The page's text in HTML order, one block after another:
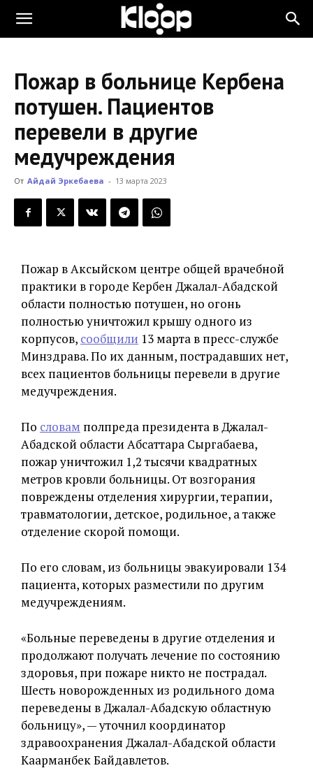
KLOOP.KG
Новости
Кыргызстана
Пожар в больнице Кербена
потушен. Пациентов
перевели в другие
медучреждения
От Айдай Эркебаева - 13 марта 2023
Пожар в Аксыйском центре общей врачебной
практики в городе Кербен Джалал-Абадской
области полностью потушен, но огонь
полностью уничтожил крышу одного из
корпусов, сообщили 13 марта в пресс-службе
Минздрава. По их данным, пострадавших нет,
всех пациентов больницы перевели в другие
медучреждения.
По словам полпреда президента в Джалал-
Абадской области Абсаттара Сыргабаева,
пожар уничтожил 1,2 тысячи квадратных
метров кровли больницы. От возгорания
повреждены отделения хирургии, терапии,
травматологии, детское, родильное, а также
отделение скорой помощи.
По его словам, из больницы эвакуировали 134
пациента, которых разместили по другим
медучреждениям.
«Больные переведены в другие отделения и
продолжают получать лечение по состоянию
здоровья, при пожаре никто не пострадал.
Шесть новорожденных из родильного дома
переведены в Джалал-Абадскую областную
больницу», — уточнил координатор
здравоохранения Джалал-Абадской области
Каарманбек Байдавлетов.